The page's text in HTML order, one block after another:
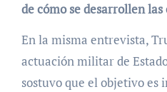
de cómo se desarrollen las
En la misma entrevista,
actuación militar de
sostuvo que el objetivo es